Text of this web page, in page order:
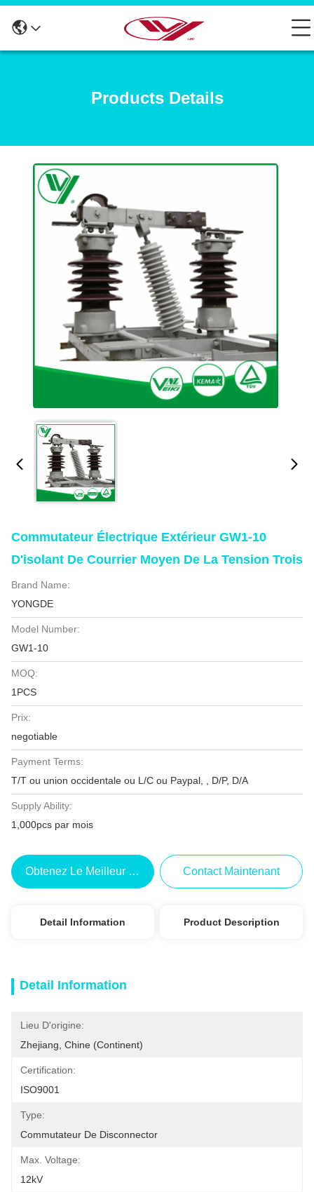
Products Details
Commutateur Électrique Extérieur GW1-10
D'isolant De Courrier Moyen De La Tension Trois
Brand Name:
YONGDE
Model Number:
GW1-10
MOQ:
1PCS
Prix:
negotiable
Payment Terms:
T/T ou union occidentale ou L/C ou Paypal, , D/P, D/A
Supply Ability:
1,000pcs par mois
Obtenez Le Meilleur Prix Contact Maintenant
Detail Information Product Description
Detail Information
Lieu D'origine:
Zhejiang, Chine (continent)
Certification:
ISO9001
Type:
Commutateur De Disconnector
Max. Voltage:
12kV